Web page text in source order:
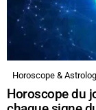
Horoscope &
Horoscope du